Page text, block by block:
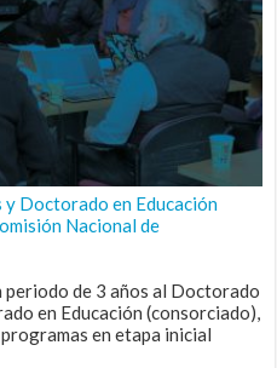
Doctorado en Educación
Nacional de
de 3 años al Doctorado
en Educación (consorciado),
en etapa inicial